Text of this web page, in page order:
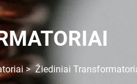
>Žiediniai